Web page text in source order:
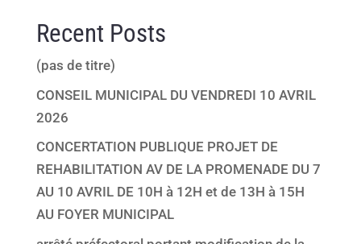
Recent Posts
(pas de titre)
CONSEIL MUNICIPAL DU VENDREDI 10 AVRIL
2026
CONCERTATION PUBLIQUE PROJET DE
REHABILITATION AV DE LA PROMENADE DU 7
AU 10 AVRIL DE 10H à 12H et de 13H à 15H
AU FOYER MUNICIPAL